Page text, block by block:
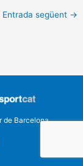
Entrada següent →
de Barcelona